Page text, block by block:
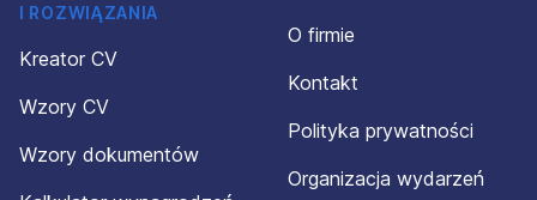
I ROZWIĄZANIA
Kreator CV
Wzory CV
Wzory dokumentów
O firmie
Kontakt
Polityka prywatności
Organizacja wydarzeń